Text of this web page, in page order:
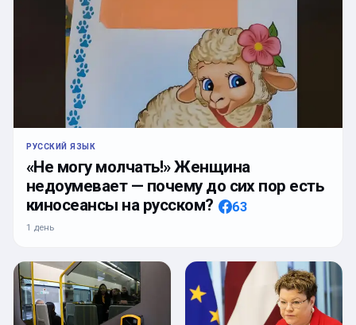
РУССКИЙ ЯЗЫК
«Не могу молчать!» Женщина
недоумевает — почему до сих пор есть
киносеансы на русском?
63
1 день